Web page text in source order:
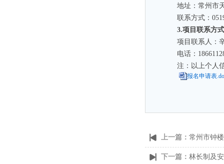
地址： 常州市
联系方式：
3.项目联系方式
项目联系人：
电话：
注：以上个人
报名申请表
上一篇： 常州市钟
下一篇： 林长制及